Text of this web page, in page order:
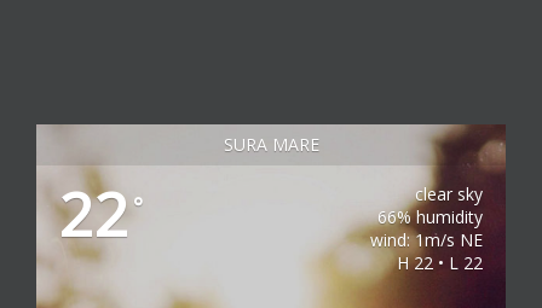
SURA MARE
22°
clear sky
66% humidity
wind: 1m/s NE
H 22 • L 22